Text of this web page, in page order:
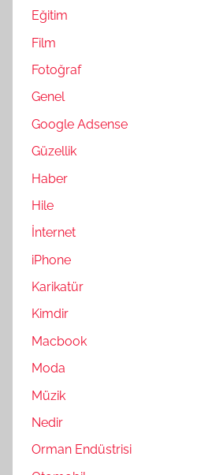
Eğitim
Film
Fotoğraf
Genel
Google Adsense
Güzellik
Haber
Hile
İnternet
iPhone
Karikatür
Kimdir
Macbook
Moda
Müzik
Nedir
Orman Endüstrisi